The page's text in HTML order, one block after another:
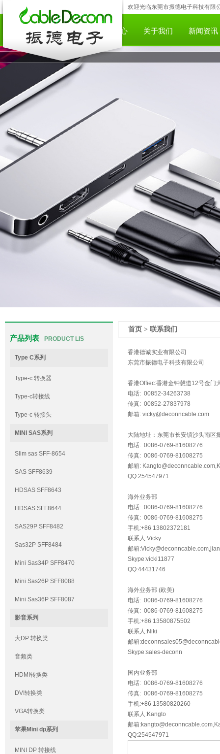
欢迎光临东莞市振德电子科技有限
网站首页 产品中心 下载中心 关于我们 新闻资讯
产品列表 PRODUCT LIS
Type C系列
Type-c 转换器
Type-c转接线
Type-c 转接头
MINI SAS系列
Slim sas SFF-8654
SAS SFF8639
HDSAS SFF8643
HDSAS SFF8644
SAS29P SFF8482
Sas32P SFF8484
Mini Sas34P SFF8470
Mini Sas26P SFF8088
Mini Sas36P SFF8087
影音系列
大DP 转换类
音频类
HDMI转换类
DVI转换类
VGA转换类
苹果Mini dp系列
MINI DP 转接线
首页 > 联系我们
香港德诚实业有限公司
东莞市振德电子科技有限公司
香港Offiec:香港金钟愨道12号金门
电话: 00852-34263738
传真: 00852-27837978
邮箱: vicky@deconncable.com
大陆地址：东莞市长安镇沙头南区
电话: 0086-0769-81608276
传真: 0086-0769-81608275
邮箱:
QQ:254547971
海外业务部
电话: 0086-0769-81608276
传真: 0086-0769-81608275
手机:+86 13802372181
联系人:Vicky
邮箱
Skype:vicki11877
QQ:44431746
海外业务部 (欧美)
电话: 0086-0769-81608276
传真: 0086-0769-81608275
手机:+86 13580875502
联系人:Niki
邮箱
Skype:sales-deconn
国内业务部
电话: 0086-0769-81608276
传真: 0086-0769-81608275
手机:+86 13580820260
联系人:Kangto
邮箱
QQ:254547971